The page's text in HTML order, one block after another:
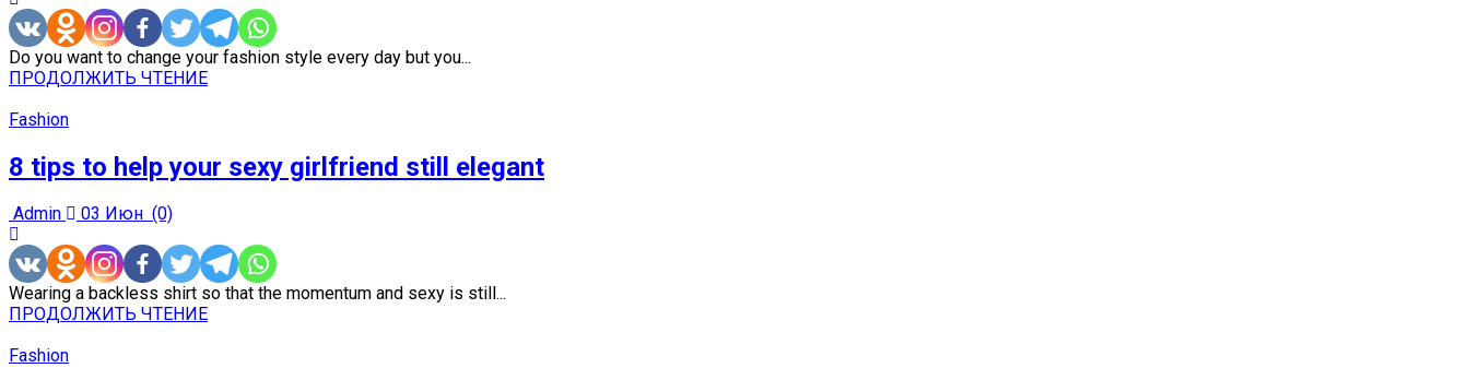
Do you want to change your fashion style every day but you...
ПРОДОЛЖИТЬ ЧТЕНИЕ
Fashion
8 tips to help your sexy girlfriend still elegant
Admin 03 Июн (0)
Wearing a backless shirt so that the momentum and sexy is still...
ПРОДОЛЖИТЬ ЧТЕНИЕ
Fashion